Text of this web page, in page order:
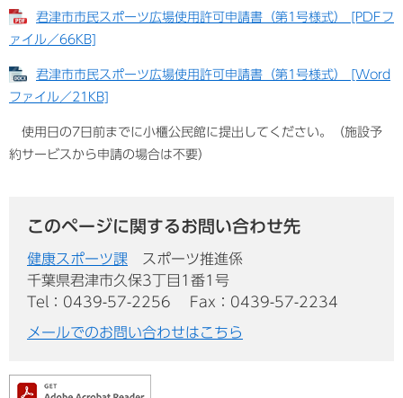
君津市市民スポーツ広場使用許可申請書（第1号様式） [PDFフ
ァイル／66KB]
君津市市民スポーツ広場使用許可申請書（第1号様式） [Word
ファイル／21KB]
使用日の7日前までに小櫃公民館に提出してください。（施設予
約サービスから申請の場合は不要）
このページに関するお問い合わせ先
健康スポーツ課
スポーツ推進係
千葉県君津市久保3丁目1番1号
Tel：0439-57-2256
Fax：0439-57-2234
メールでのお問い合わせはこちら